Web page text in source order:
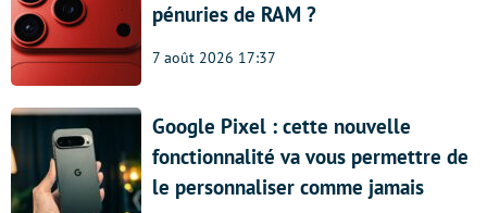
pénuries de RAM ?
7 août 2026 17:37
Google Pixel : cette nouvelle
fonctionnalité va vous permettre de
le personnaliser comme jamais